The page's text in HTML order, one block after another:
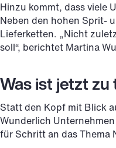
Hinzu kommt, dass viele
Neben den hohen Sprit-
Lieferketten. „Nicht
soll“, berichtet Martina
Was ist jetzt zu
Statt den Kopf mit Blick
Wunderlich
für Schritt an das Thema